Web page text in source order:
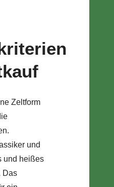
Zeltform
und
und heißes
Das